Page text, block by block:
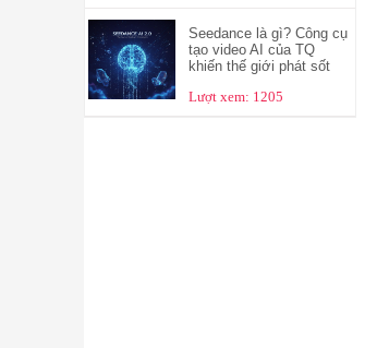
Seedance là gì? Công cụ
tạo video AI của TQ
khiến thế giới phát sốt
Lượt xem: 1205